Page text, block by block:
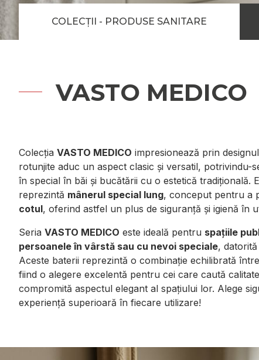
COLECȚII - PRODUSE SANITARE
VASTO MEDICO
Colecția VASTO MEDICO impresionează prin
rotunjite aduc un aspect clasic și versatil, potrivindu-
în special în băi și bucătării cu o estetică tradițională.
reprezintă mânerul special lung, conceput pentru a
cotul, oferind astfel un plus de siguranță și igienă în
Seria VASTO MEDICO este ideală pentru spațiile
persoanele în vârstă sau cu nevoi speciale,
Aceste baterii reprezintă o combinație echilibrată
fiind o alegere excelentă pentru cei care caută
compromită aspectul elegant al spațiului lor. Alege
experiență superioară în fiecare utilizare!